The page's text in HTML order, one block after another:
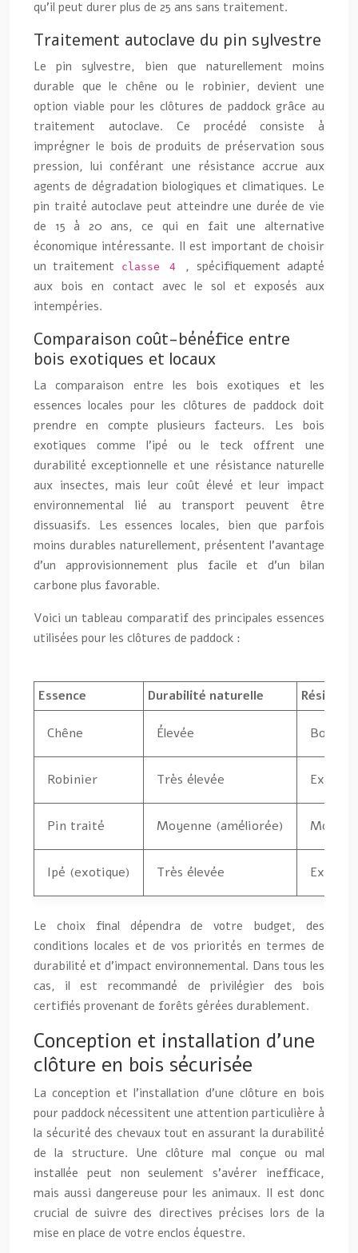
qu’il peut durer plus de 25 ans sans traitement.
Traitement autoclave du pin sylvestre
Le pin sylvestre, bien que naturellement moins
durable que le chêne ou le robinier, devient une
option viable pour les clôtures de paddock grâce au
traitement autoclave. Ce procédé consiste à
imprégner le bois de produits de préservation sous
pression, lui conférant une résistance accrue aux
agents de dégradation biologiques et climatiques. Le
pin traité autoclave peut atteindre une durée de vie
de 15 à 20 ans, ce qui en fait une alternative
économique intéressante. Il est important de choisir
un traitement
classe 4 , spécifiquement adapté
aux bois en contact avec le sol et exposés aux
intempéries.
Comparaison coût-bénéfice entre
bois exotiques et locaux
La comparaison entre les bois exotiques et les
essences locales pour les clôtures de paddock doit
prendre en compte plusieurs facteurs. Les bois
exotiques comme l’ipé ou le teck offrent une
durabilité exceptionnelle et une résistance naturelle
aux insectes, mais leur coût élevé et leur impact
environnemental lié au transport peuvent être
dissuasifs. Les essences locales, bien que parfois
moins durables naturellement, présentent l’avantage
d’un approvisionnement plus facile et d’un bilan
carbone plus favorable.
Voici un tableau comparatif des principales essences
utilisées pour les clôtures de paddock :
Essence Durabilité naturelle
Chêne Élevée Bonne
Robinier Très élevée
Pin traité Moyenne (améliorée)
Ipé (exotique) Très élevée
Le choix final dépendra de votre budget, des
conditions locales et de vos priorités en termes de
durabilité et d’impact environnemental. Dans tous les
cas, il est recommandé de privilégier des bois
certifiés provenant de forêts gérées durablement.
Conception et installation d’une
clôture en bois sécurisée
La conception et l’installation d’une clôture en bois
pour paddock nécessitent une attention particulière à
la sécurité des chevaux tout en assurant la durabilité
de la structure. Une clôture mal conçue ou mal
installée peut non seulement s’avérer inefficace,
mais aussi dangereuse pour les animaux. Il est donc
crucial de suivre des directives précises lors de la
mise en place de votre enclos équestre.